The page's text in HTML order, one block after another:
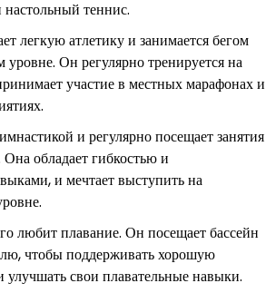
настольный теннис.
легкую атлетику и занимается бегом
уровне. Он регулярно тренируется на
участие в местных марафонах и
и регулярно посещает занятия
обладает гибкостью и
и мечтает выступить на
любит плавание. Он посещает бассейн
чтобы поддерживать хорошую
свои плавательные навыки.